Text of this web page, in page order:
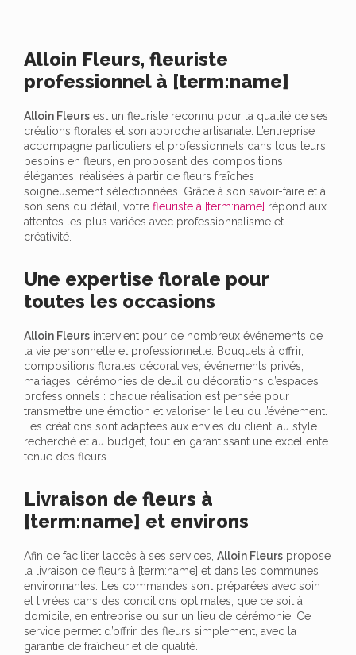
Alloin Fleurs, fleuriste
professionnel à [term:name]
Alloin Fleurs est un fleuriste reconnu pour la qualité de ses
créations florales et son approche artisanale. L’entreprise
accompagne particuliers et professionnels dans tous leurs
besoins en fleurs, en proposant des compositions
élégantes, réalisées à partir de fleurs fraîches
soigneusement sélectionnées. Grâce à son savoir-faire et à
son sens du détail, votre fleuriste à [term:name] répond aux
attentes les plus variées avec professionnalisme et
créativité.
Une expertise florale pour
toutes les occasions
Alloin Fleurs intervient pour de nombreux événements de
la vie personnelle et professionnelle. Bouquets à offrir,
compositions florales décoratives, événements privés,
mariages, cérémonies de deuil ou décorations d’espaces
professionnels : chaque réalisation est pensée pour
transmettre une émotion et valoriser le lieu ou l’événement.
Les créations sont adaptées aux envies du client, au style
recherché et au budget, tout en garantissant une excellente
tenue des fleurs.
Livraison de fleurs à
[term:name] et environs
Afin de faciliter l’accès à ses services, Alloin Fleurs propose
la livraison de fleurs à [term:name] et dans les communes
environnantes. Les commandes sont préparées avec soin
et livrées dans des conditions optimales, que ce soit à
domicile, en entreprise ou sur un lieu de cérémonie. Ce
service permet d’offrir des fleurs simplement, avec la
garantie de fraîcheur et de qualité.